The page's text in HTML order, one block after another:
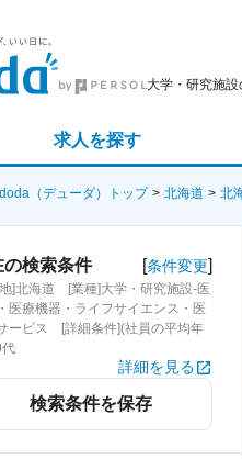
大学・研究施
求人を探す
から探す
集から探す
（デューダ）トップ 北海道 北
の検索条件 [条件変更]
]北海道 [業種]大学・研究施設-医
医療機器・ライフサイエンス・医
ービス [詳細条件](社員の平均年
詳細を見る
検索条件を保存